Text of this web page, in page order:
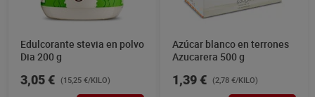
Edulcorante stevia en polvo
Dia 200 g
3,05 € (15,25 €/KILO)
Azúcar blanco en terrones
Azucarera 500 g
1,39 € (2,78 €/KILO)